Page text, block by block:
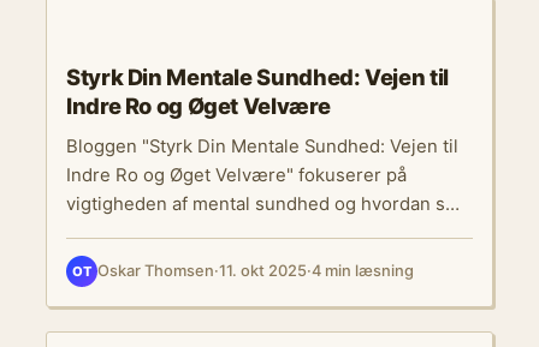
Styrk Din Mentale Sundhed: Vejen til
Indre Ro og Øget Velvære
Bloggen "Styrk Din Mentale Sundhed: Vejen til
Indre Ro og Øget Velvære" fokuserer på
vigtigheden af mental sundhed og hvordan små
ændringer i dagligdagen kan forbedre ens
velbefindende. Den understreger, at mental
sundhed ikke blot handler om at undgå
OT Oskar Thomsen·11. okt 2025·4 min læsning